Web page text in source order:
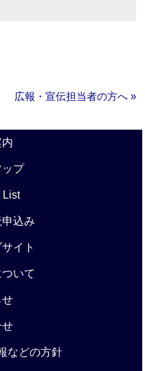
広報・宣伝担当者の方へ »
プ
List
込み
イト
いて
せ
せ
などの方針